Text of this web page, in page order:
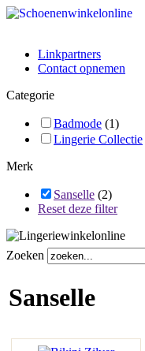
Linkpartners
Contact opnemen
Categorie
Badmode (1)
Lingerie Collectie
Merk
Sanselle (2)
Reset deze filter
Zoeken
Sanselle